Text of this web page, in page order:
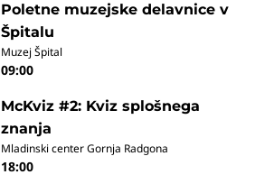
Poletne muzejske delavnice v
Špitalu
Muzej Špital
09:00
McKviz #2: Kviz splošnega
znanja
Mladinski center Gornja Radgona
18:00